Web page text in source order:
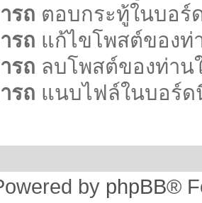
รถ ตอบกระทู้ในบอร์
รถ แก้ไขโพสต์ของท่
รถ ลบโพสต์ของท่าน
รถ แนบไฟล์ในบอร์ด
by phpBB®